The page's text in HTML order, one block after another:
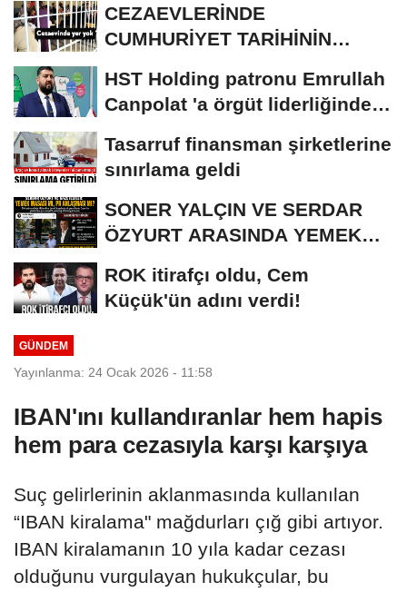
CEZAEVLERİNDE
CUMHURİYET TARİHİNİN
KİŞİ...
HST Holding patronu Emrullah
Canpolat 'a örgüt liderliğinden
Tasarruf finansman şirketlerine
sınırlama geldi
SONER YALÇIN VE SERDAR
ÖZYURT ARASINDA YEMEK
ROK itirafçı oldu, Cem
Küçük'ün adını verdi!
GÜNDEM
Yayınlanma: 24 Ocak 2026 - 11:58
IBAN'ını kullandıranlar hem hapis
hem para cezasıyla karşı karşıya
Suç gelirlerinin aklanmasında kullanılan
“IBAN kiralama" mağdurları çığ gibi artıyor.
IBAN kiralamanın 10 yıla kadar cezası
olduğunu vurgulayan hukukçular, bu